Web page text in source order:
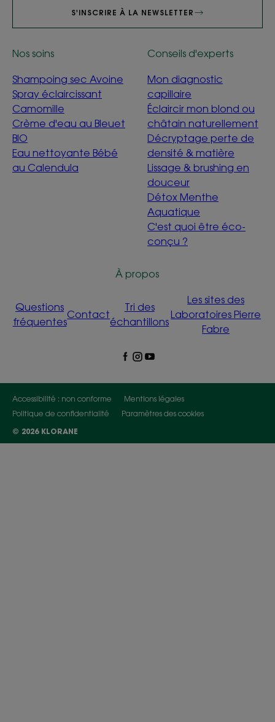
S'INSCRIRE À LA NEWSLETTER
Nos soins
Shampoing sec Avoine
Spray éclaircissant
Camomille
Crème d'eau au Bleuet
BIO
Eau nettoyante Bébé
au Calendula
Conseils d'experts
Mon diagnostic
capillaire
Éclaircir mon blond ou
châtain naturellement
Décryptage perte de
densité & matière
Lissage & brushing en
douceur
Détox Menthe
Aquatique
C'est quoi être éco-
conçu ?
À propos
Questions
fréquentes
Contact
Tri des
échantillons
Les sites des
Laboratoires Pierre
Fabre
Accessibilité : non conforme
Mentions légales
Politique de confidentialité
Paramètres des cookies
© 2026 KLORANE